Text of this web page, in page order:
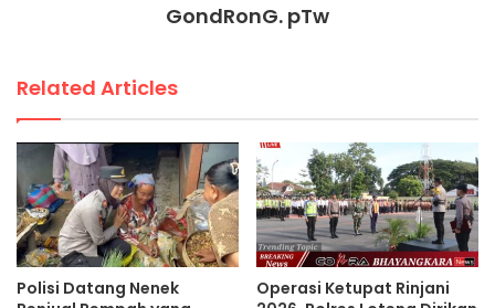
GondRonG. pTw
Related Articles
Polisi Datang Nenek
Operasi Ketupat Rinjani